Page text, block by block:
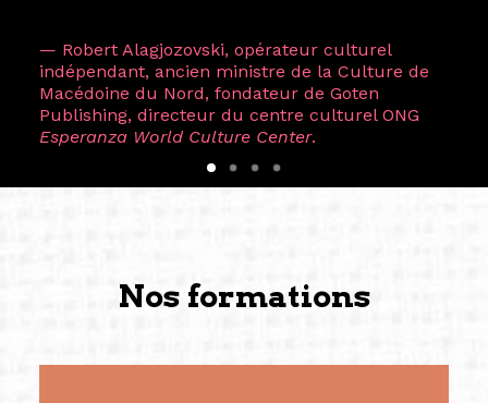
— Robert Alagjozovski, opérateur culturel
indépendant, ancien ministre de la Culture de
Macédoine du Nord, fondateur de Goten
Publishing, directeur du centre culturel ONG
Esperanza World Culture Center.
Nos formations